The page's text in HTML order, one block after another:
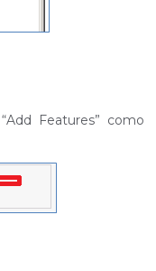
Features” como